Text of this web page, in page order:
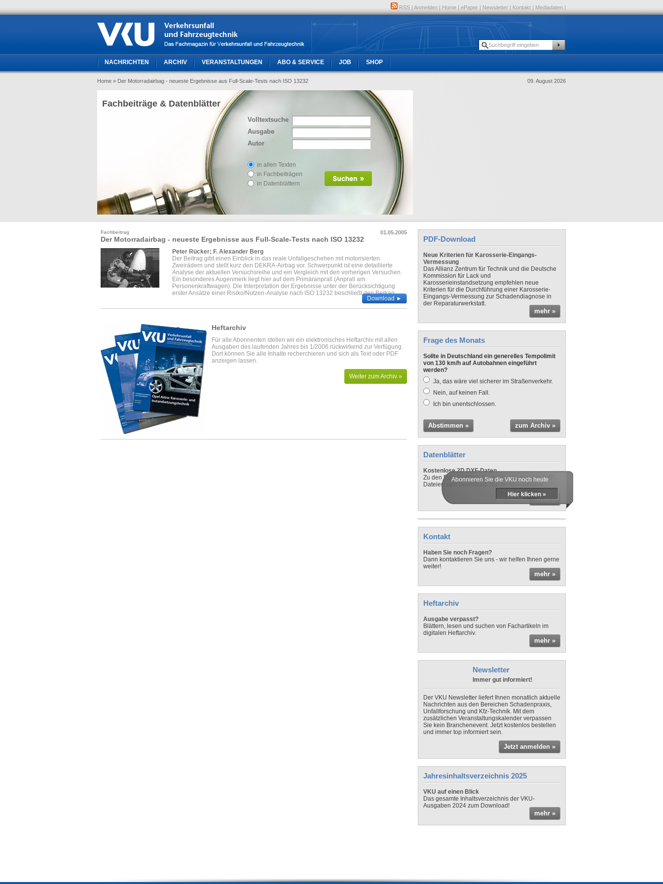
RSS | Anmelden | Home | ePaper | Newsletter | Kontakt | Mediadaten |
NACHRICHTEN ARCHIV VERANSTALTUNGEN ABO & SERVICE JOB SHOP
Home » Der Motorradairbag - neueste Ergebnisse aus Full-Scale-Tests nach ISO 13232 09. August 2026
Volltextsuche
Ausgabe
Autor
in allen Texten
in Fachbeiträgen
in Datenblättern
Fachbeiträge & Datenblätter
01.05.2005
Fachbeitrag
Der Motorradairbag - neueste Ergebnisse aus Full-Scale-Tests nach ISO 13232
Peter Rücker; F. Alexander Berg
Der Beitrag gibt einen Einblick in das reale Unfallgeschehen mit motorisierten
Zweirädern und stellt kurz den DEKRA-Airbag vor. Schwerpunkt ist eine detaillierte
Analyse der aktuellen Versuchsreihe und ein Vergleich mit den vorherigen Versuchen.
Ein besonderes Augenmerk liegt hier auf dem Primäranprall (Anprall am
Personenkraftwagen). Die Interpretation der Ergebnisse unter der Berücksichtigung
erster Ansätze einer Risiko/Nutzen-Analyse nach ISO 13232 beschließt den Beitrag.
Download ►
Heftarchiv
Für alle Abonnenten stellen wir ein elektronisches Heftarchiv mit allen
Ausgaben des laufenden Jahres bis 1/2006 rückwirkend zur Verfügung.
Dort können Sie alle Inhalte recherchieren und sich als Text oder PDF
anzeigen lassen.
Weiter zum Archiv »
PDF-Download
Neue Kriterien für Karosserie-Eingangs-
Vermessung
Das Allianz Zentrum für Technik und die Deutsche
Kommission für Lack und
Karosserieinstandsetzung empfehlen neue
Kriterien für die Durchführung einer Karosserie-
Eingangs-Vermessung zur Schadendiagnose in
der Reparaturwerkstatt.
mehr »
Frage des Monats
Sollte in Deutschland ein generelles Tempolimit
von 130 km/h auf Autobahnen eingeführt
werden?
Ja, das wäre viel sicherer im Straßenverkehr.
Nein, auf keinen Fall.
Ich bin unentschlossen.
Abstimmen » zum Archiv »
Datenblätter
Kostenlose 2D DXF-Daten
Zu den Datenblättern der Autos gibt es auch DXF-
Dateien zum Download. Nur für Abonnenten!
mehr »
Abonnieren Sie die VKU noch heute
Hier klicken »
Kontakt
Haben Sie noch Fragen?
Dann kontaktieren Sie uns - wir helfen Ihnen gerne
weiter!
mehr »
Heftarchiv
Ausgabe verpasst?
Blättern, lesen und suchen von Fachartikeln im
digitalen Heftarchiv.
mehr »
Newsletter
Immer gut informiert!
Der VKU Newsletter liefert Ihnen monatlich aktuelle
Nachrichten aus den Bereichen Schadenpraxis,
Unfallforschung und Kfz-Technik. Mit dem
zusätzlichen Veranstaltungskalender verpassen
Sie kein Branchenevent. Jetzt kostenlos bestellen
und immer top informiert sein.
Jetzt anmelden »
Jahresinhaltsverzeichnis 2025
VKU auf einen Blick
Das gesamte Inhaltsverzeichnis der VKU-
Ausgaben 2024 zum Download!
mehr »